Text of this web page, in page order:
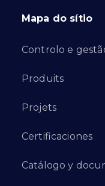
Mapa do sítio
Controlo e
Produits
Projets
Certificaciones
Catálogo y